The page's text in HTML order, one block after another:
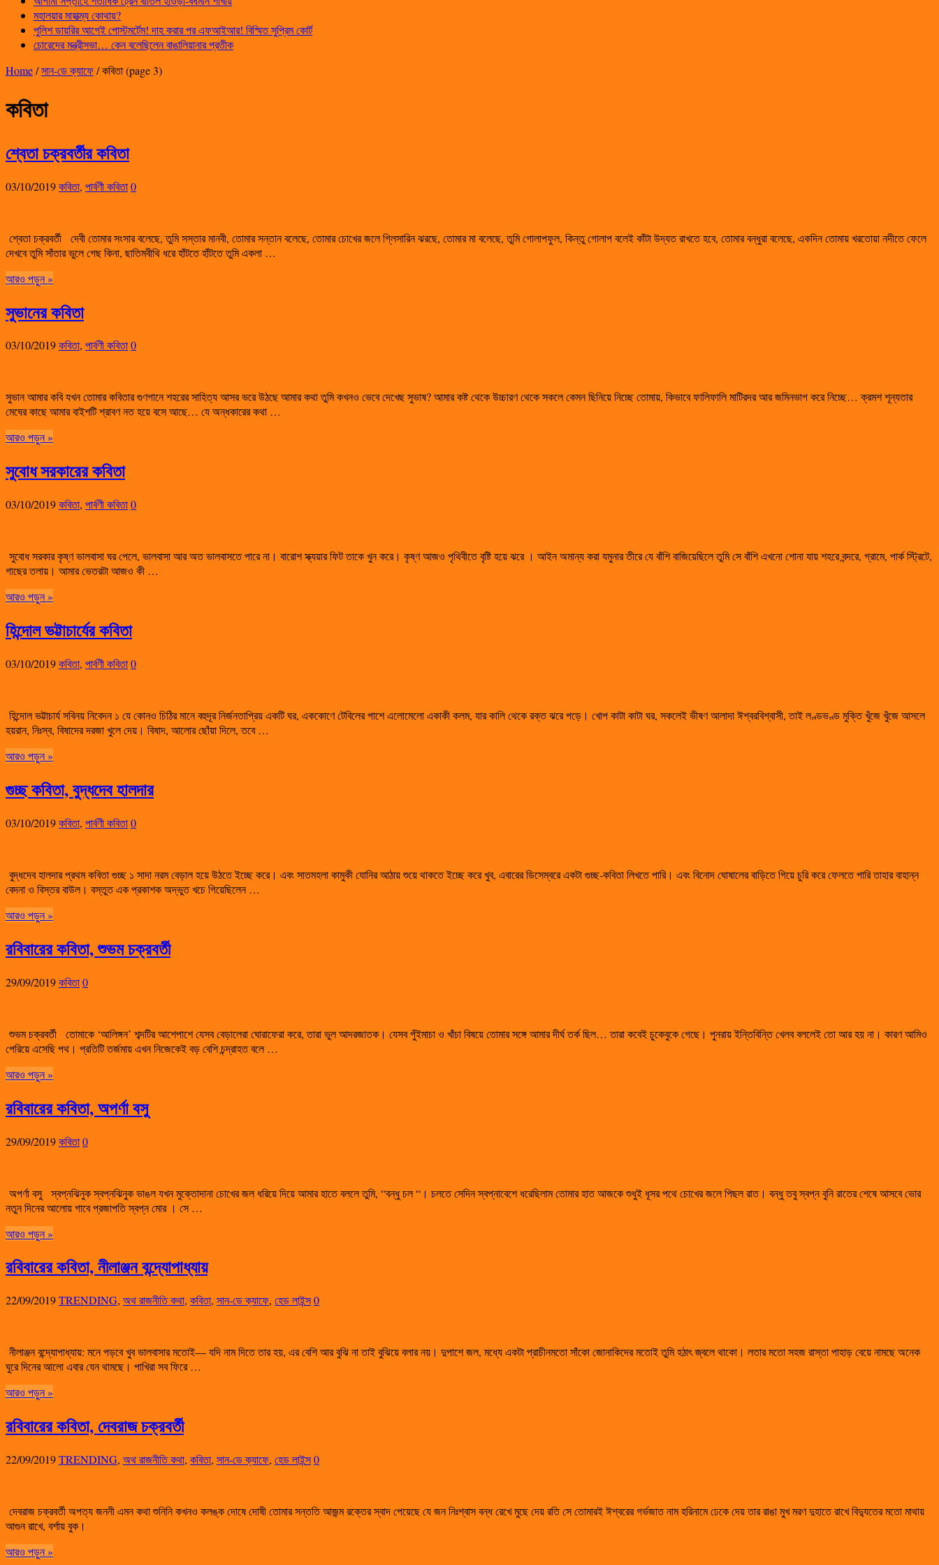
মহালয়ার মাহাত্ম্য কোথায়?
পুলিশ ডায়রির আগেই পোস্টমর্টেম! দাহ করার পর এফআইআর! বিস্মিত সুপ্রিম কোর্ট
চোরেদের মন্ত্রীসভা… কেন বলেছিলেন বাঙালিয়ানার প্রতীক
Home/সান-ডে ক্যাফে/কবিতা(page 3)
কবিতা
শ্বেতা চক্রবর্তীর কবিতা
03/10/2019কবিতা, পার্বণী কবিতা0
শ্বেতা চক্রবর্তী দেবী তোমার সংসার বলেছে, তুমি সস্তার মানবী, তোমার সন্তান বলেছে, তোমার চোখের জলে গ্লিসারিন ঝরছে, তোমার মা বলেছে, তুমি গোলাপফুল, কিন্তু গোলাপ বলেই কাঁটা উদ্যত রাখতে হবে, তোমার বন্ধুরা বলেছে, একদিন তোমায় খরতোয়া নদীতে ফেলে
দেখবে তুমি সাঁতার ভুলে গেছ কিনা, ছাতিমবীথি ধরে হাঁটতে হাঁটতে তুমি একলা …
আরও পড়ুন »
সুভানের কবিতা
03/10/2019কবিতা, পার্বণী কবিতা0
সুভান আমার কবি যখন তোমার কবিতার গুণগানে শহরের সাহিত্য আসর ভরে উঠছে আমার কথা তুমি কখনও ভেবে দেখেছ সুভাষ? আমার কষ্ট থেকে উচ্চারণ থেকে সকলে কেমন ছিনিয়ে নিচ্ছে তোমায়, কিভাবে ফালিফালি মাটিরদর আর জমিনভাগ করে নিচ্ছে… ক্রমশ শূন্যতার
মেঘের কাছে আমার বাইশটি শ্রাবণ নত হয়ে বসে আছে… যে অন্ধকারের কথা …
আরও পড়ুন »
সুবোধ সরকারের কবিতা
03/10/2019কবিতা, পার্বণী কবিতা0
সুবোধ সরকার কৃষ্ণ ভালবাসা ঘর পেলে, ভালবাসা আর অত ভালবাসতে পারে না। বারোশ স্ক্যয়ার ফিট তাকে খুন করে। কৃষ্ণ আজও পৃথিবীতে বৃষ্টি হয়ে ঝরে । আইন অমান্য করা যমুনার তীরে যে বাঁশি বাজিয়েছিলে তুমি সে বাঁশি এখনো শোনা যায় শহরে বন্দরে, গ্রামে, পার্ক স্ট্রিটে,
গাছের তলায়। আমার ভেতরটা আজও কী …
আরও পড়ুন »
হিন্দোল ভট্টাচার্যের কবিতা
03/10/2019কবিতা, পার্বণী কবিতা0
হিন্দোল ভট্টাচার্য সবিনয় নিবেদন ১ যে কোনও চিঠির মানে বহুদূর নির্জনতাপ্রিয় একটি ঘর, এককোণে টেবিলের পাশে এলোমেলো একাকী কলম, যার কালি থেকে রক্ত ঝরে পড়ে। খোপ কাটা কাটা ঘর, সকলেই ভীষণ আলাদা ঈশ্বরবিশ্বাসী, তাই লণ্ডভণ্ড মুক্তি খুঁজে খুঁজে আসলে
হয়রান, নিঃস্ব, বিষাদের দরজা খুলে দেয়। বিষাদ, আলোর ছোঁয়া দিলে, তবে …
আরও পড়ুন »
গুচ্ছ কবিতা, বুদ্ধদেব হালদার
03/10/2019কবিতা, পার্বণী কবিতা0
বুদ্ধদেব হালদার প্রথম কবিতা গুচ্ছ ১ সাদা নরম বেড়াল হয়ে উঠতে ইচ্ছে করে। এবং সাতমহলা কামুকী যোনির আঠায় শুয়ে থাকতে ইচ্ছে করে খুব, এবারের ডিসেম্বরে একটা গুচ্ছ-কবিতা লিখতে পারি। এবং বিনোদ ঘোষালের বাড়িতে গিয়ে চুরি করে ফেলতে পারি তাহার বাহান্ন
বেদনা ও বিস্তর বাউল। বস্তুত এক প্রকাশক অদ্ভুত খচে গিয়েছিলেন …
আরও পড়ুন »
রবিবারের কবিতা, শুভম চক্রবর্তী
29/09/2019কবিতা0
শুভম চক্রবর্তী তোমাকে ‘আলিঙ্গন’ শব্দটির আশেপাশে যেসব বেড়ালেরা ঘোরাফেরা করে, তারা ভুল আদরজাতক। যেসব পুঁইমাচা ও খাঁচা বিষয়ে তোমার সঙ্গে আমার দীর্ঘ তর্ক ছিল… তারা কবেই চুকেবুকে গেছে। পুনরায় ইন্তিবিন্তি খেলব বললেই তো আর হয় না। কারণ আমিও
পেরিয়ে এসেছি পথ। প্রতিটি তর্জমায় এখন নিজেকেই বড় বেশি চন্দ্রাহত বলে …
আরও পড়ুন »
রবিবারের কবিতা, অপর্ণা বসু
29/09/2019কবিতা0
অপর্ণা বসু স্বপ্নঝিনুক স্বপ্নঝিনুক ভাঙল যখন মুক্তোদানা চোখের জল ধরিয়ে দিয়ে আমার হাতে বললে তুমি, “বন্ধু চল “। চলতে সেদিন স্বপ্নাবেশে ধরেছিলাম তোমার হাত আজকে শুধুই ধূসর পথে চোখের জলে পিছল রাত। বন্ধু তবু স্বপ্ন বুনি রাতের শেষে আসবে ভোর
নতুন দিনের আলোয় গাবে প্রজাপতি স্বপ্ন মোর । সে …
আরও পড়ুন »
রবিবারের কবিতা, নীলাঞ্জন বন্দ্যোপাধ্যায়
22/09/2019TRENDING, অথ রাজনীতি কথা, কবিতা, সান-ডে ক্যাফে, হেড লাইন্স0
নীলাঞ্জন বন্দ্যোপাধ্যায়: মনে পড়বে খুব ভালবাসার মতোই— যদি নাম দিতে তার হয়, এর বেশি আর বুঝি না তাই বুঝিয়ে বলার নয়। দুপাশে জল, মধ্যে একটা প্রাচীনমতো সাঁকো জোনাকিদের মতোই তুমি হঠাৎ জ্বলে থাকো। লতার মতো সহজ রাস্তা পাহাড় বেয়ে নামছে অনেক
ঘুরে দিনের আলো এবার যেন থামছে। পাখিরা সব ফিরে …
আরও পড়ুন »
রবিবারের কবিতা, দেবরাজ চক্রবর্তী
22/09/2019TRENDING, অথ রাজনীতি কথা, কবিতা, সান-ডে ক্যাফে, হেড লাইন্স0
দেবরাজ চক্রবর্তী অপত্য জননী এমন কথা শুনিনি কখনও কলঙ্ক দোষে দোষী তোমার সন্ততি আজন্ম রক্তের স্বাদ পেয়েছে যে জন নিঃশ্বাস বন্ধ রেখে মুছে দেয় রতি সে তোমারই ঈশ্বরের গর্ভজাত নাম হরিনামে ঢেকে দেয় তার রাঙা মুখ মরণ দুহাতে রাখে বিদ্যুতের মতো মাথায়
আগুন রাখে, বর্শায় বুক।
আরও পড়ুন »